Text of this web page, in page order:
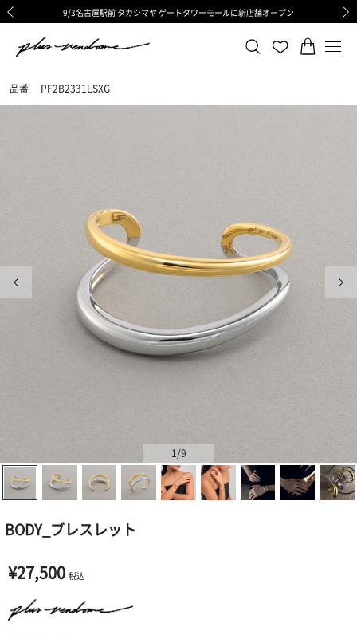
ギフトサービス 一部リニューアルと価格変更のお知らせ
令和8年熊本地震の影響による荷物のお届けについて
9/3名古屋駅前 タカシマヤ ゲートタワーモールに新店舗オープン
8/6渋谷ヒカリエ内ShinQs店 待望のリアル店舗オープン
ギフトサービス 一部リニューアルと価格変更のお知らせ
令和8年熊本地震の影響による荷物のお届けについて
品番 PF2B2331LSXG
1/9
BODY_ブレスレット
¥27,500 税込